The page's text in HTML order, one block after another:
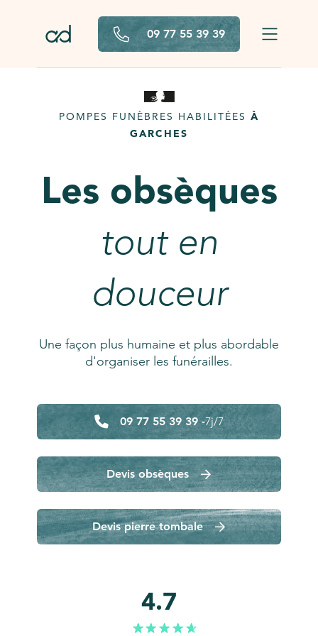
09 77 55 39 39
POMPES FUNÈBRES HABILITÉES À
GARCHES
Les obsèques
tout en
douceur
Une façon plus humaine et plus abordable
d'organiser les funérailles.
09 77 55 39 39 -7j/7
Devis obsèques
Devis pierre tombale
4.7